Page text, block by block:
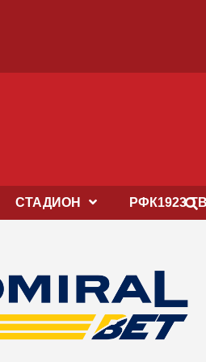
СТАДИОН РФК1923